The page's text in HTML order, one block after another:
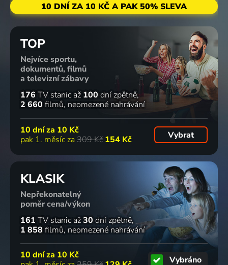
10 DNÍ ZA 10 KČ A PAK 50% SLEVA
TOP
Nejvíce sportu,
dokumentů, filmů
a televizní zábavy
176 TV stanic až 100 dní zpětně
2 660 filmů neomezené nahrávání
10 dní za 10 Kč
pak 1. měsíc za 309 Kč 154 Kč Vybrat
KLASIK
Nepřekonatelný
poměr cena/výkon
161 TV stanic až30 dní zpětně
1 858 filmů neomezené nahrávání
10 dní za 10 Kč
Vybráno